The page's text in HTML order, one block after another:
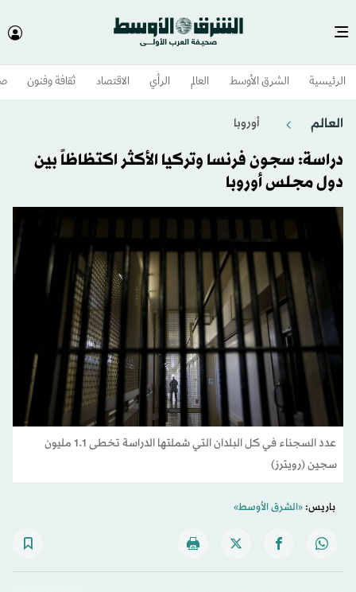
الرئيسية الشرق الأوسط​ العالم الرأي الاقتصاد ثقافة وفنون
العالم أوروبا
دراسة: سجون فرنسا وتركيا الأكثر اكتظاظاً بين
دول مجلس أوروبا
عدد السجناء في كل البلدان التي شملتها الدراسة تخطى 1.1 مليون
سجين (رويترز)
باريس:«الشرق الأوسط»